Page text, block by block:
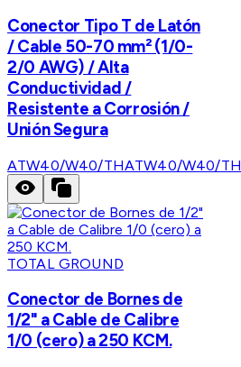
Conector Tipo T de Latón
/ Cable 50-70 mm² (1/0-
2/0 AWG) / Alta
Conductividad /
Resistente a Corrosión /
Unión Segura
ATW40/W40/THATW40/W40/TH
TOTAL GROUND
Conector de Bornes de
1/2" a Cable de Calibre
1/0 (cero) a 250 KCM.